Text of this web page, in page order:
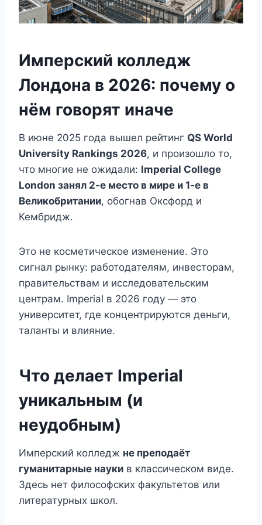
Имперский колледж
Лондона в 2026: почему о
нём говорят иначе
В июне 2025 года вышел рейтинг QS World
University Rankings 2026, и произошло то,
что многие не ожидали: Imperial College
London занял 2‑е место в мире и 1‑е в
Великобритании, обогнав Оксфорд и
Кембридж.
Это не косметическое изменение. Это
сигнал рынку: работодателям, инвесторам,
правительствам и исследовательским
центрам. Imperial в 2026 году — это
университет, где концентрируются деньги,
таланты и влияние.
Что делает Imperial
уникальным (и
неудобным)
Имперский колледж не преподаёт
гуманитарные науки в классическом виде.
Здесь нет философских факультетов или
литературных школ.